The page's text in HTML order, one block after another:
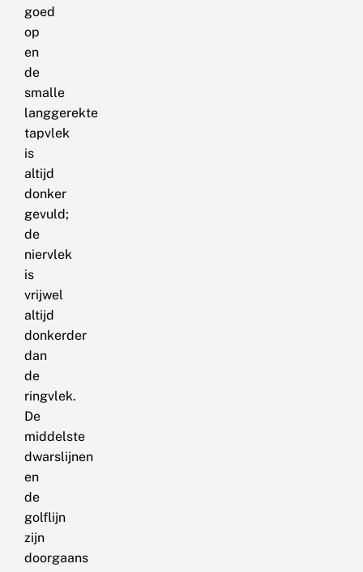
goed
op
en
de
smalle
langgerekte
tapvlek
is
altijd
donker
gevuld;
de
niervlek
is
vrijwel
altijd
donkerder
dan
de
ringvlek.
De
middelste
dwarslijnen
en
de
golflijn
zijn
doorgaans